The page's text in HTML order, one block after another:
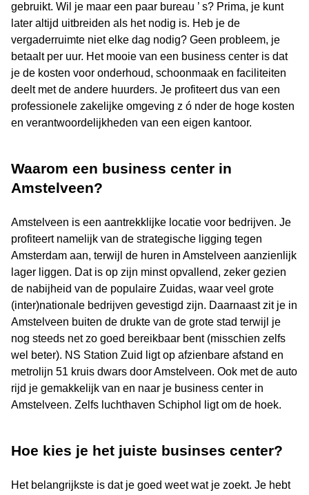
gebruikt. Wil je maar een paar bureau ’ s? Prima, je kunt
later altijd uitbreiden als het nodig is. Heb je de
vergaderruimte niet elke dag nodig? Geen probleem, je
betaalt per uur. Het mooie van een business center is dat
je de kosten voor onderhoud, schoonmaak en faciliteiten
deelt met de andere huurders. Je profiteert dus van een
professionele zakelijke omgeving z ó nder de hoge kosten
en verantwoordelijkheden van een eigen kantoor.
Waarom een business center in
Amstelveen?
Amstelveen is een aantrekklijke locatie voor bedrijven. Je
profiteert namelijk van de strategische ligging tegen
Amsterdam aan, terwijl de huren in Amstelveen aanzienlijk
lager liggen. Dat is op zijn minst opvallend, zeker gezien
de nabijheid van de populaire Zuidas, waar veel grote
(inter)nationale bedrijven gevestigd zijn. Daarnaast zit je in
Amstelveen buiten de drukte van de grote stad terwijl je
nog steeds net zo goed bereikbaar bent (misschien zelfs
wel beter). NS Station Zuid ligt op afzienbare afstand en
metrolijn 51 kruis dwars door Amstelveen. Ook met de auto
rijd je gemakkelijk van en naar je business center in
Amstelveen. Zelfs luchthaven Schiphol ligt om de hoek.
Hoe kies je het juiste businses center?
Het belangrijkste is dat je goed weet wat je zoekt. Je hebt